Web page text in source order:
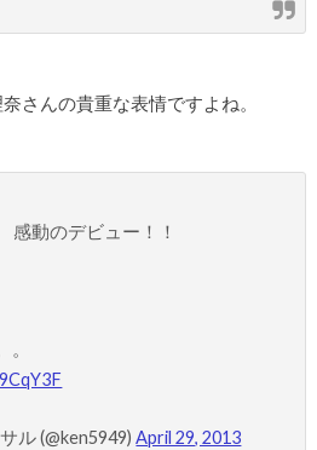
さんの貴重な表情ですよね。
動のデビュー！！
ル (@ken5949)April 29, 2013